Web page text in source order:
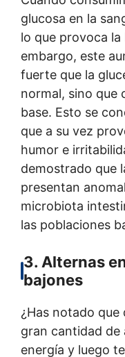
glucosa en la
lo que provoca la
embargo, este
fuerte que la
normal, sino que
base. Esto se
que a su vez
humor e
demostrado que
presentan
microbiota
las poblaciones
3. Alternas
bajones
¿Has notado que
gran cantidad de
energía y luego